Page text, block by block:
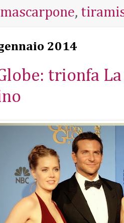
mascarpone,
2014
trionfa